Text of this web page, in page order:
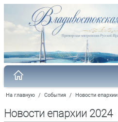
На главную / События / Новости епархии
Новости епархии 2024